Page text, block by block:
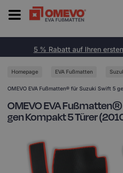
5 % Rabatt auf Ihren
Homepage EVA Fußmatten
OMEVO EVA Fußmatten® für Suzuki Swift 5
OMEVO EVA
gen Kompakt 5 Türer